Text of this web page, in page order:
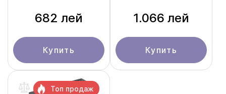
682 лей
Купить
1.066 лей
Купить
Топ продаж